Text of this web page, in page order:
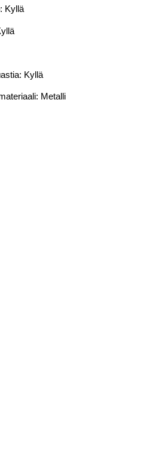
Kyllä
Kyllä
Metalli